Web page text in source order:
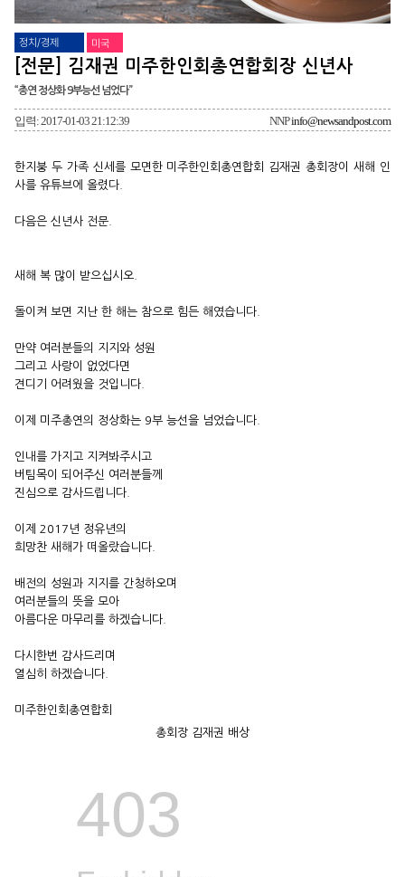
정치/경제 미국
[전문] 김재권 미주한인회총연합회장 신년사
“총연 정상화 9부능선 넘었다”
입력: 2017-01-03 21:12:39 NNPinfo@newsandpost.com
한지붕 두 가족 신세를 모면한 미주한인회총연합회 김재권 총회장이 새해 인
사를 유튜브에 올렸다.
다음은 신년사 전문.
새해 복 많이 받으십시오.
돌이켜 보면 지난 한 해는 참으로 힘든 해였습니다.
만약 여러분들의 지지와 성원
그리고 사랑이 없었다면
견디기 어려웠을 것입니다.
이제 미주총연의 정상화는 9부 능선을 넘었습니다.
인내를 가지고 지켜봐주시고
버팀목이 되어주신 여러분들께
진심으로 감사드립니다.
이제 2017년 정유년의
희망찬 새해가 떠올랐습니다.
배전의 성원과 지지를 간청하오며
여러분들의 뜻을 모아
아름다운 마무리를 하겠습니다.
다시한번 감사드리며
열심히 하겠습니다.
미주한인회총연합회
총회장 김재권 배상